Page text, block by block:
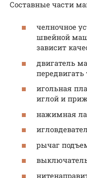
Составные части
челночное
швейной
зависит
двигатель
передвигать
игольная
иглой и
нажимная
рычаг